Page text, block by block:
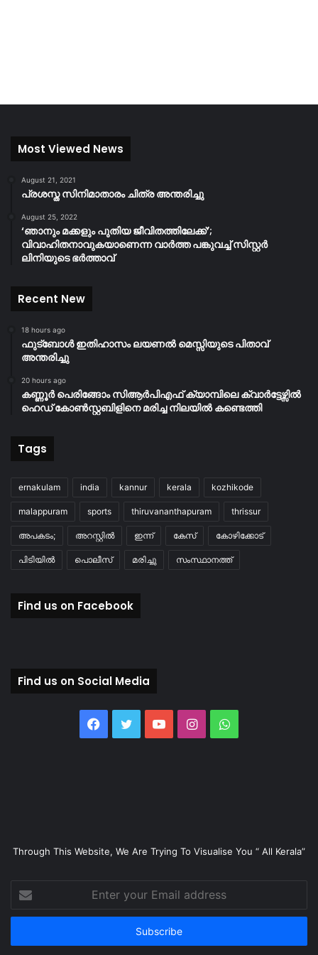
Most Viewed News
August 21, 2021
പ്രശസ്ത സിനിമാതാരം ചിത്ര അന്തരിച്ചു
August 25, 2022
‘ഞാനും മക്കളും പുതിയ ജീവിതത്തിലേക്ക്’;
വിവാഹിതനാവുകയാണെന്ന വാർത്ത പങ്കുവച്ച് സിസ്റ്റർ
ലിനിയുടെ ഭർത്താവ്
Recent New
18 hours ago
ഫുട്ബോൾ ഇതിഹാസം ലയണൽ മെസ്സിയുടെ പിതാവ്
അന്തരിച്ചു
20 hours ago
കണ്ണൂർ പെരിങ്ങോം സിആർപിഎഫ് ക്യാമ്പിലെ ക്വാർട്ടേഴ്സിൽ
ഹെഡ് കോൺസ്റ്റബിളിനെ മരിച്ച നിലയിൽ കണ്ടെത്തി
Tags
ernakulam india kannur kerala kozhikode
malappuram sports thiruvananthapuram thrissur
അപകടം; അറസ്റ്റിൽ ഇന്ന് കേസ് കോഴിക്കോട്
പിടിയിൽ പൊലീസ് മരിച്ചു സംസ്ഥാനത്ത്
Find us on Facebook
Find us on Social Media
Facebook
TwitterYouTubeInstagramWhatsApp
Through This Website, We Are Trying To Visualise You “ All Kerala”
your
Email